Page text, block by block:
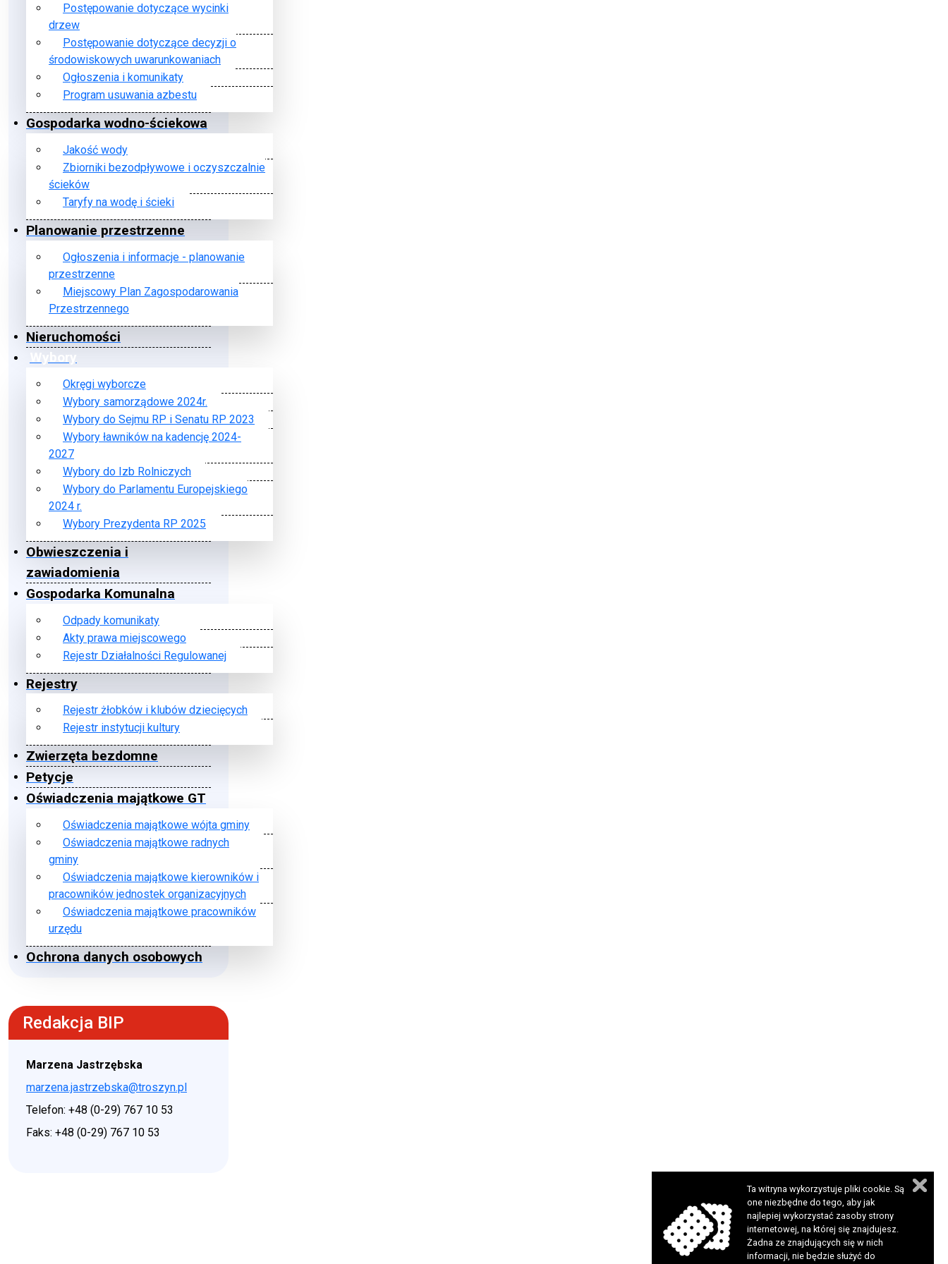
Postępowanie dotyczące wycinki
drzew
Postępowanie dotyczące decyzji o
środowiskowych uwarunkowaniach
Ogłoszenia i komunikaty
Program usuwania azbestu
Gospodarka wodno-ściekowa
Jakość wody
Zbiorniki bezodpływowe i oczyszczalnie
ścieków
Taryfy na wodę i ścieki
Planowanie przestrzenne
Ogłoszenia i informacje - planowanie
przestrzenne
Miejscowy Plan Zagospodarowania
Przestrzennego
Nieruchomości
Wybory
Okręgi wyborcze
Wybory samorządowe 2024r.
Wybory do Sejmu RP i Senatu RP 2023
Wybory ławników na kadencję 2024-
2027
Wybory do Izb Rolniczych
Wybory do Parlamentu Europejskiego
2024 r.
Wybory Prezydenta RP 2025
Obwieszczenia i
zawiadomienia
Gospodarka Komunalna
Odpady komunikaty
Akty prawa miejscowego
Rejestr Działalności Regulowanej
Rejestry
Rejestr żłobków i klubów dziecięcych
Rejestr instytucji kultury
Zwierzęta bezdomne
Petycje
Oświadczenia majątkowe GT
Oświadczenia majątkowe wójta gminy
Oświadczenia majątkowe radnych
gminy
Oświadczenia majątkowe kierowników i
pracowników jednostek organizacyjnych
Oświadczenia majątkowe pracowników
urzędu
Ochrona danych osobowych
Redakcja BIP
Marzena Jastrzębska
marzena.jastrzebska@troszyn.pl
Telefon: +48 (0-29) 767 10 53
Faks: +48 (0-29) 767 10 53
Ta witryna wykorzystuje pliki cookie. Są
one niezbędne do tego, aby jak
najlepiej wykorzystać zasoby strony
internetowej, na której się znajdujesz.
Żadna ze znajdujących się w nich
informacji, nie będzie służyć do